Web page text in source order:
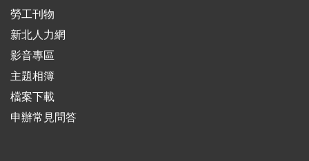
勞工刊物
新北人力網
影音專區
主題相簿
檔案下載
申辦常見問答